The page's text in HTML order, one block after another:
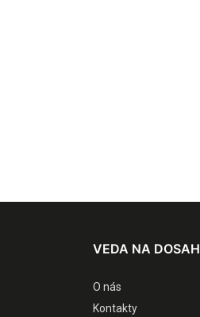
VEDA NA DOSAH
O nás
Kontakty